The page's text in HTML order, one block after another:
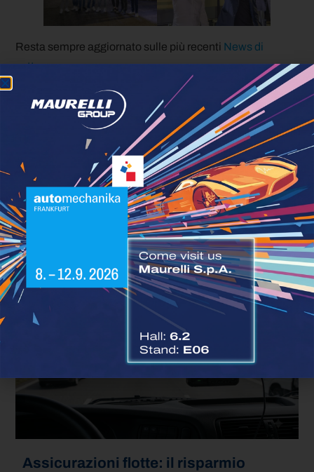
Resta sempre aggiornato sulle più recenti News di
settore
Condividi questo articolo:
LinkedIn WhatsApp
Articoli correlati
Assicurazioni flotte: il risparmio